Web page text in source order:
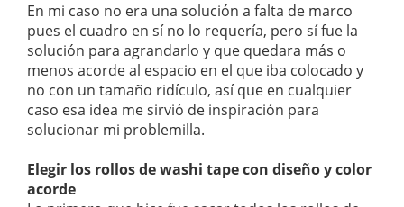
En mi caso no era una solución a falta de marco
pues el cuadro en sí no lo requería, pero sí fue la
solución para agrandarlo y que quedara más o
menos acorde al espacio en el que iba colocado y
no con un tamaño ridículo, así que en cualquier
caso esa idea me sirvió de inspiración para
solucionar mi problemilla.
Elegir los rollos de washi tape con diseño y color
acorde